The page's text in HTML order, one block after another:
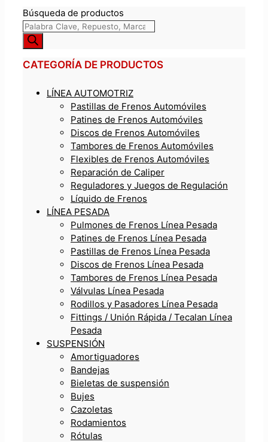
Búsqueda de productos
CATEGORÍA DE PRODUCTOS
LÍNEA AUTOMOTRIZ
Pastillas de Frenos Automóviles
Patines de Frenos Automóviles
Discos de Frenos Automóviles
Tambores de Frenos Automóviles
Flexibles de Frenos Automóviles
Reparación de Caliper
Reguladores y Juegos de Regulación
Líquido de Frenos
LÍNEA PESADA
Pulmones de Frenos Línea Pesada
Patines de Frenos Línea Pesada
Pastillas de Frenos Línea Pesada
Discos de Frenos Línea Pesada
Tambores de Frenos Línea Pesada
Válvulas Línea Pesada
Rodillos y Pasadores Línea Pesada
Fittings / Unión Rápida / Tecalan Línea
Pesada
SUSPENSIÓN
Amortiguadores
Bandejas
Bieletas de suspensión
Bujes
Cazoletas
Rodamientos
Rótulas